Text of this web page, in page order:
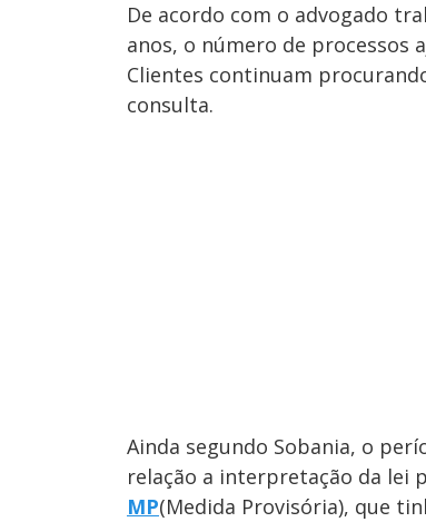
De acordo com o advogado
anos, o número de processos
Clientes continuam
consulta.
Ainda segundo Sobania, o
relação a interpretação da lei
MP(Medida Provisória), que